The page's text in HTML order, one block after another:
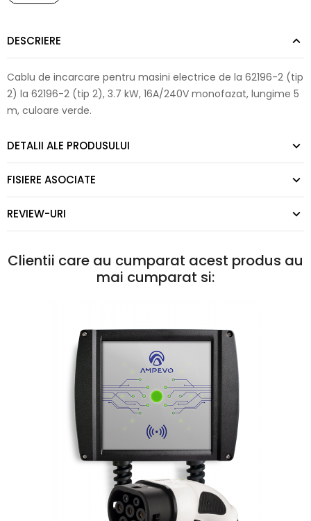
DESCRIERE
Cablu de incarcare pentru masini electrice de la 62196-2 (tip
2) la 62196-2 (tip 2), 3.7 kW, 16A/240V monofazat, lungime 5
m, culoare verde.
DETALII ALE PRODUSULUI
FISIERE ASOCIATE
REVIEW-URI
Clientii care au cumparat acest produs au
mai cumparat si: